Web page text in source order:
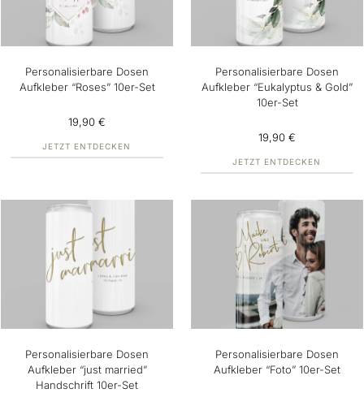
Personalisierbare Dosen
Aufkleber “Roses” 10er-Set
19,90 €
JETZT ENTDECKEN
Personalisierbare Dosen
Aufkleber “Eukalyptus & Gold”
10er-Set
19,90 €
JETZT ENTDECKEN
Personalisierbare Dosen
Aufkleber “just married”
Handschrift 10er-Set
Personalisierbare Dosen
Aufkleber “Foto” 10er-Set